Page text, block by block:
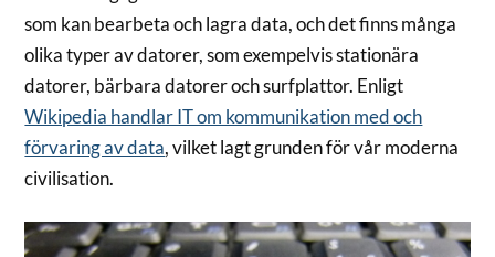
som kan bearbeta och lagra data, och det finns många
olika typer av datorer, som exempelvis stationära
datorer, bärbara datorer och surfplattor. Enligt
Wikipedia handlar IT om kommunikation med och
förvaring av data, vilket lagt grunden för vår moderna
civilisation.